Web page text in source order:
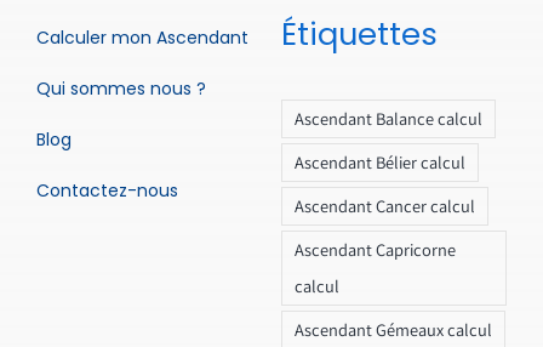
Calculer mon Ascendant
Qui sommes nous ?
Blog
Contactez-nous
Étiquettes
Ascendant Balance calcul
Ascendant Bélier calcul
Ascendant Cancer calcul
Ascendant Capricorne
calcul
Ascendant Gémeaux calcul